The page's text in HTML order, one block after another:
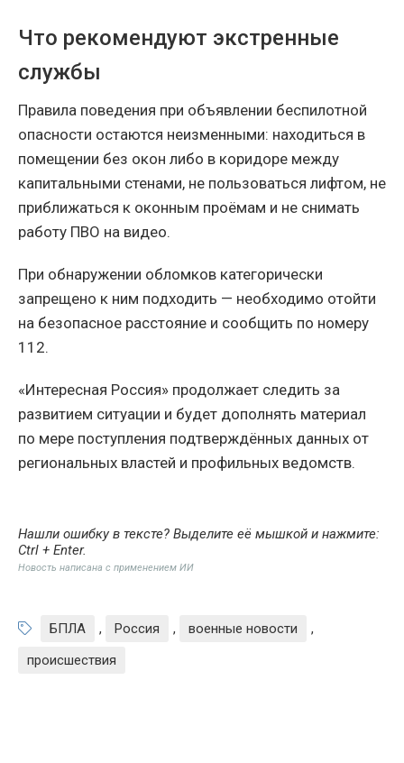
Что рекомендуют экстренные
службы
Правила поведения при объявлении беспилотной
опасности остаются неизменными: находиться в
помещении без окон либо в коридоре между
капитальными стенами, не пользоваться лифтом, не
приближаться к оконным проёмам и не снимать
работу ПВО на видео.
При обнаружении обломков категорически
запрещено к ним подходить — необходимо отойти
на безопасное расстояние и сообщить по номеру
112.
«Интересная Россия» продолжает следить за
развитием ситуации и будет дополнять материал
по мере поступления подтверждённых данных от
региональных властей и профильных ведомств.
Нашли ошибку в тексте? Выделите её мышкой и нажмите:
Ctrl + Enter.
Новость написана с применением ИИ
БПЛА , Россия , военные новости
,
происшествия